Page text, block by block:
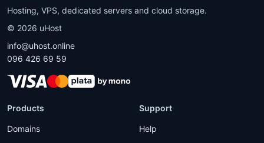
Hosting, VPS, dedicated servers and cloud storage.
© 2026 uHost
info@uhost.online
096 426 69 59
Products
Domains
Support
Help